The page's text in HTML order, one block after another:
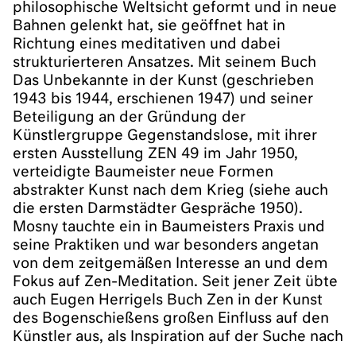
philosophische Weltsicht geformt und in neue
Bahnen gelenkt hat, sie geöffnet hat in
Richtung eines meditativen und dabei
strukturierteren Ansatzes. Mit seinem Buch
Das Unbekannte in der Kunst (geschrieben
1943 bis 1944, erschienen 1947) und seiner
Beteiligung an der Gründung der
Künstlergruppe Gegenstandslose, mit ihrer
ersten Ausstellung ZEN 49 im Jahr 1950,
verteidigte Baumeister neue Formen
abstrakter Kunst nach dem Krieg (siehe auch
die ersten Darmstädter Gespräche 1950).
Mosny tauchte ein in Baumeisters Praxis und
seine Praktiken und war besonders angetan
von dem zeitgemäßen Interesse an und dem
Fokus auf Zen-Meditation. Seit jener Zeit übte
auch Eugen Herrigels Buch Zen in der Kunst
des Bogenschießens großen Einfluss auf den
Künstler aus, als Inspiration auf der Suche nach